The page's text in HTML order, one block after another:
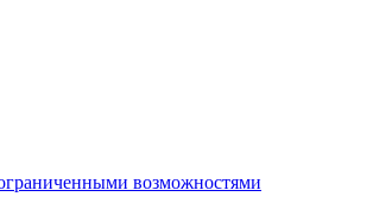
возможностями